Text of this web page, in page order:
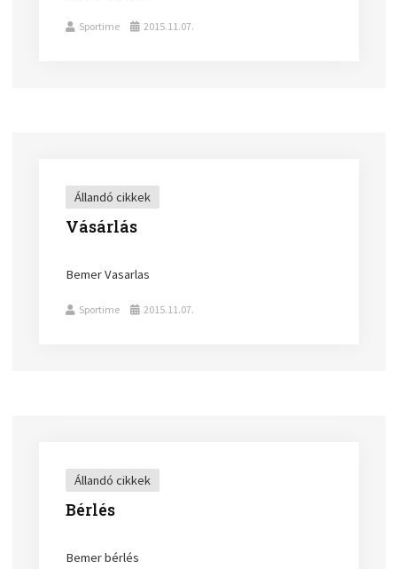
Sportime 2015.11.07.
Állandó cikkek
Vásárlás
Bemer Vasarlas
Sportime 2015.11.07.
Állandó cikkek
Bérlés
Bemer bérlés